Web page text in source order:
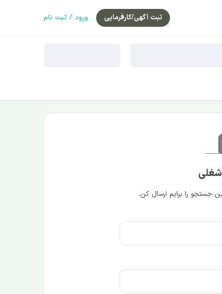
ثبت آگهی/کارفرمایی ورود / ثبت نام
شغلی
جستجو را برایم ارسال کن.